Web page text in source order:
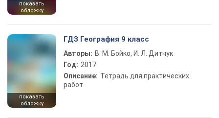
показать
обложку
показать
обложку
ГДЗ География 9 класс
Авторы: В. М. Бойко, И. Л. Дитчук
Год: 2017
Описание: Тетрадь для практических
работ